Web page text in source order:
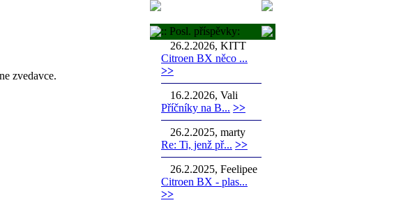
zvedavce.
:: Posl. příspěvky:
26.2.2026, KITT
Citroen BX něco ...
>>
16.2.2026, Vali
Příčníky na B... >>
26.2.2025, marty
Re: Ti, jenž př... >>
26.2.2025, Feelipee
Citroen BX - plas...
>>